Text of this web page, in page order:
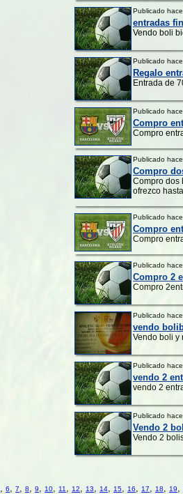
Publicado
entradas
Vendo boli
Publicado
Regalo
Entrada de
Publicado
Compro
Compro
Publicado
Compro
Compro dos
ofrezco
Publicado
Compro
Compro
Publicado
Compro 2
Compro
Publicado
vendo
Vendo boli y
Publicado
vendo 2
vendo 2
Publicado
Vendo 2
Vendo 2
, 6, 7, 8, 9, 10, 11 , 12, 13, 14, 15, 16, 17, 18, 19,